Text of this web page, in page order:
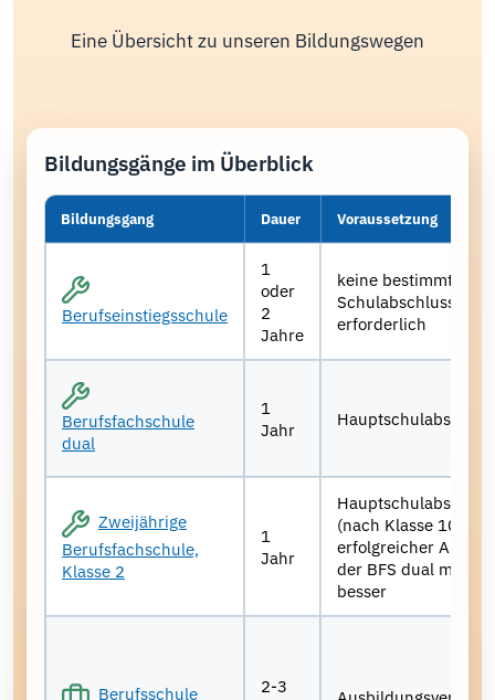
Eine Übersicht zu unseren Bildungswegen
Bildungsgänge im Überblick
Bildungsgang Dauer Voraussetzung
Berufseinstiegsschule
1
oder
2
Jahre
keine bestimmter
Schulabschluss
erforderlich
Berufsfachschule
dual
1
Jahr
Zweijährige
Berufsfachschule,
Klasse 2
1
Jahr
(nach Klasse 10)
erfolgreicher
der BFS dual mit
besser
Berufsschule
2-3